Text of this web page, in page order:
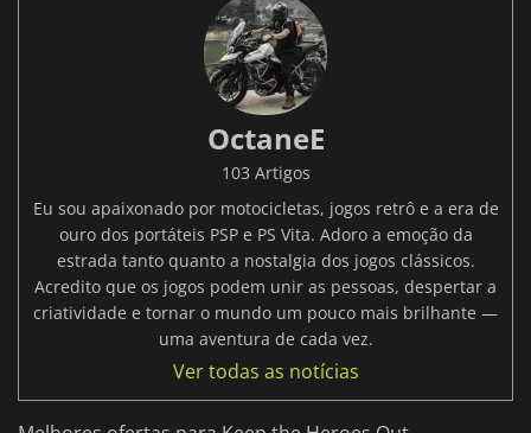
OctaneE
103 Artigos
Eu sou apaixonado por motocicletas, jogos retrô e a era de
ouro dos portáteis PSP e PS Vita. Adoro a emoção da
estrada tanto quanto a nostalgia dos jogos clássicos.
Acredito que os jogos podem unir as pessoas, despertar a
criatividade e tornar o mundo um pouco mais brilhante —
uma aventura de cada vez.
Ver todas as notícias